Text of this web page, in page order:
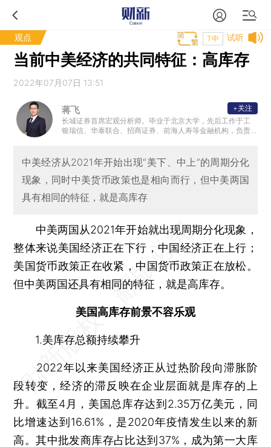
观点 试听
T中
当前中美经济的共同特征：高库存
2022年07月07日 13:51
蒋飞
长城证券首席宏观分析师。毕业于北京大学，先后工作于工
银瑞信、华泰联合、招商证券、前海人寿等金融机构，负责
+关注
中美经济从2021年开始出现“美下、中上”的周期分化
现象，同时中美货币政策也是相向而行，但中美两国
具有相同的特征，就是高库存
中美两国从2021年开始就出现周期分化现象，
整体来说美国经济正在下行，中国经济正在上行；
美国货币政策正在收紧，中国货币政策正在放松。
但中美两国还具有相同的特征，就是高库存。
美国高库存前景不容乐观
1.美库存总额持续攀升
2022年以来美国经济正从过热阶段向滞胀阶
段转变，经济的滞反映在企业层面就是库存的上
升。截至4月，美国总库存达到2.35万亿美元，同
比增速达到16.61%，是2020年疫情发生以来的新
高。其中批发商库存占比达到37%，成为第一大库